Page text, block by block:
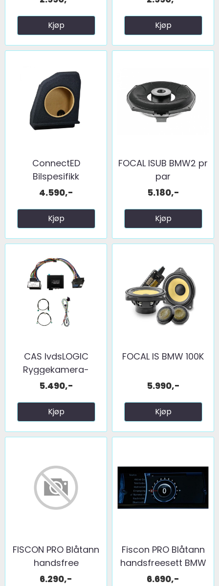
Kjøp Kjøp
ConnectED
Bilspesifikk
basskasse 10" ...
4.590,-
Kjøp
FOCAL ISUB BMW2 pr
par
5.180,-
Kjøp
CAS lvdsLOGIC
Ryggekamera-
adapter BMW ...
5.490,-
Kjøp
FOCAL IS BMW 100K
5.990,-
Kjøp
FISCON PRO Blåtann
handsfree
m/koding! ...
6.290,-
Fiscon PRO Blåtann
handsfreesett BMW
...
6.690,-